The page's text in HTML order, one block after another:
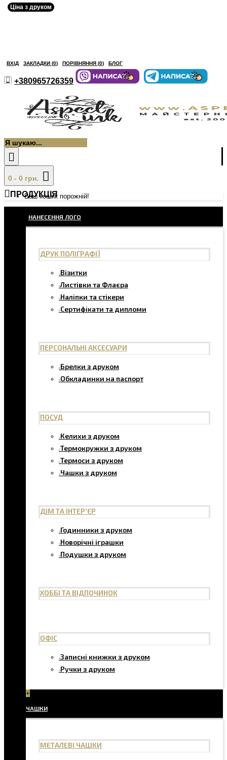
ВХІД ЗАКЛАДКИ (0) ПОРІВНЯННЯ (0) БЛОГ
+380965726359
0 - 0 грн.
Ваш кошик порожній!
ПРОДУКЦІЯ
НАНЕСЕННЯ ЛОГО
ДРУК ПОЛІГРАФІЇ
Візитки
Листівки та Флаєра
Наліпки та стікери
Сертифікати та дипломи
ПЕРСОНАЛЬНІ АКСЕСУАРИ
Брелки з друком
Обкладинки на паспорт
ПОСУД
Келихи з друком
Термокружки з друком
Термоси з друком
Чашки з друком
ДІМ ТА ІНТЕР'ЄР
Годинники з друком
Новорічні іграшки
Подушки з друком
ХОББІ ТА ВІДПОЧИНОК
ОФІС
Записні книжки з друком
Ручки з друком
+
ЧАШКИ
МЕТАЛЕВІ ЧАШКИ
Ціна з друком